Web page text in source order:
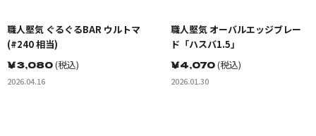
職人堅気 ぐるぐるBAR ウルトマ
(#240 相当)
￥3,080(税込)
2026.04.16
職人堅気 オーバルエッジブレー
ド「ハスバ1.5」
￥4,070(税込)
2026.01.30